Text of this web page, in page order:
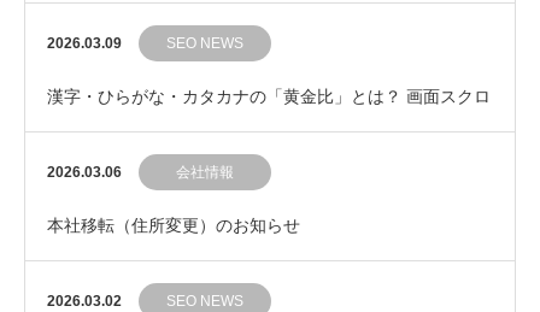
れるWeb記事の鉄則
2026.03.09 SEO NEWS
漢字・ひらがな・カタカナの「黄金比」とは？ 画面スクロ
ールの手を止めない文章の見た目コントロール
2026.03.06 会社情報
本社移転（住所変更）のお知らせ
2026.03.02 SEO NEWS